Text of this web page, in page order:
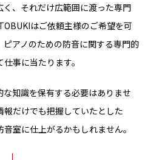
、それだけ広範囲に渡った専門
はご依頼主様のご希望を可
アノのための防音に関する専門的
事に当たります。
知識を保有する必要はありませ
だけでも把握していたとした
室に仕上がるかもしれません。